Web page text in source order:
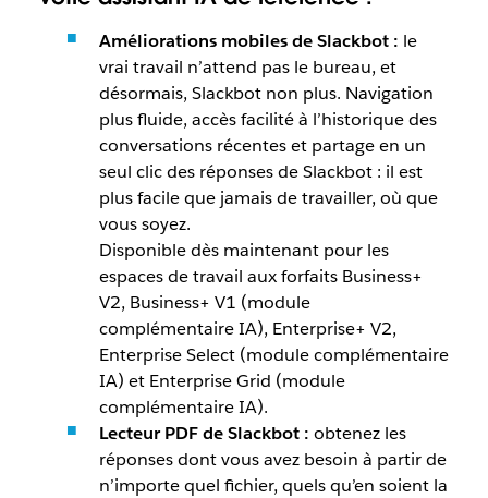
Améliorations mobiles de Slackbot : le
vrai travail n’attend pas le bureau, et
désormais, Slackbot non plus. Navigation
plus fluide, accès facilité à l’historique des
conversations récentes et partage en un
seul clic des réponses de Slackbot : il est
plus facile que jamais de travailler, où que
vous soyez.
Disponible dès maintenant pour les
espaces de travail aux forfaits Business+
V2, Business+ V1 (module
complémentaire IA), Enterprise+ V2,
Enterprise Select (module complémentaire
IA) et Enterprise Grid (module
complémentaire IA).
Lecteur PDF de Slackbot : obtenez les
réponses dont vous avez besoin à partir de
n’importe quel fichier, quels qu’en soient la